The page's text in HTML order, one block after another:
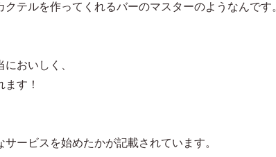
テルを作ってくれるバーのマスターのようなんです
おいしく、
す！
ービスを始めたかが記載されています。